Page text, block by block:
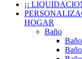
¡¡
HOGAR
Baño